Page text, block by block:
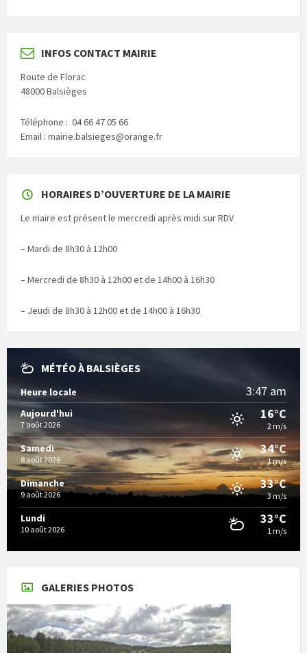
INFOS CONTACT MAIRIE
Route de Florac
48000 Balsièges
Téléphone : 04 66 47 05 66
Email : mairie.balsieges@orange.fr
HORAIRES D’OUVERTURE DE LA MAIRIE
Le maire est présent le mercredi après midi sur RDV
– Mardi de 8h30 à 12h00
– Mercredi de 8h30 à 12h00 et de 14h00 à 16h30
– Jeudi de 8h30 à 12h00 et de 14h00 à 16h30
MÉTÉO À BALSIÈGES
Heure locale 3:47 am
Aujourd'hui
7 août 2026
16°C
2 m/s
Samedi
8 août 2026
34°C
1 m/s
Dimanche
9 août 2026
33°C
3 m/s
Lundi
10 août 2026
33°C
1 m/s
GALERIES PHOTOS